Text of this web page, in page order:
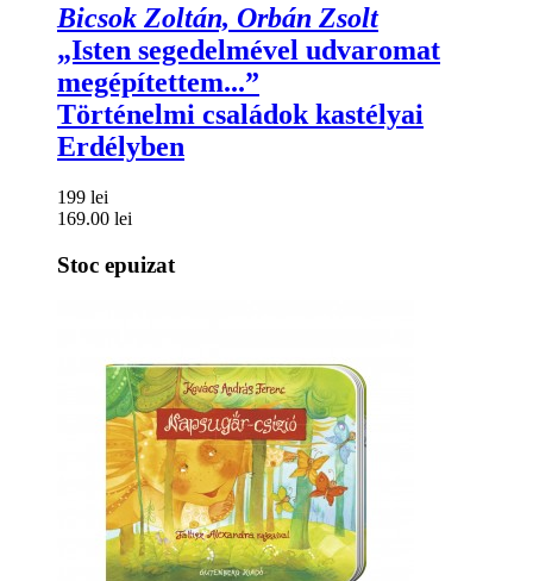
Bicsok Zoltán, Orbán Zsolt
„Isten segedelmével udvaromat
megépítettem...”
Történelmi családok kastélyai
Erdélyben
199 lei
169.00 lei
Stoc epuizat